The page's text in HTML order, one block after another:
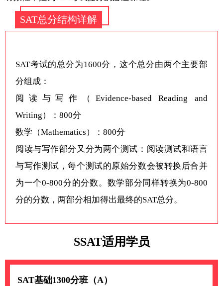
SAT总分结构详解
SAT考试的总分为1600分，这个总分由两个主要部
分组成：
阅读与写作（Evidence-based Reading and
Writing）：800分
数学（Mathematics）：800分
阅读与写作部分又分为两个测试：阅读测试和语言
与写作测试，每个测试的原始分数会被转换后合并
为一个0-800分的分数。数学部分同样转换为0-800
分的分数，两部分相加得出最终的SAT总分。
SSAT适用学员
SAT基础1300分班（A）